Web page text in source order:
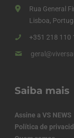
Rua General
Lisboa,
+351 218 110
Saiba mais
Assine a VS NEWS
Política de